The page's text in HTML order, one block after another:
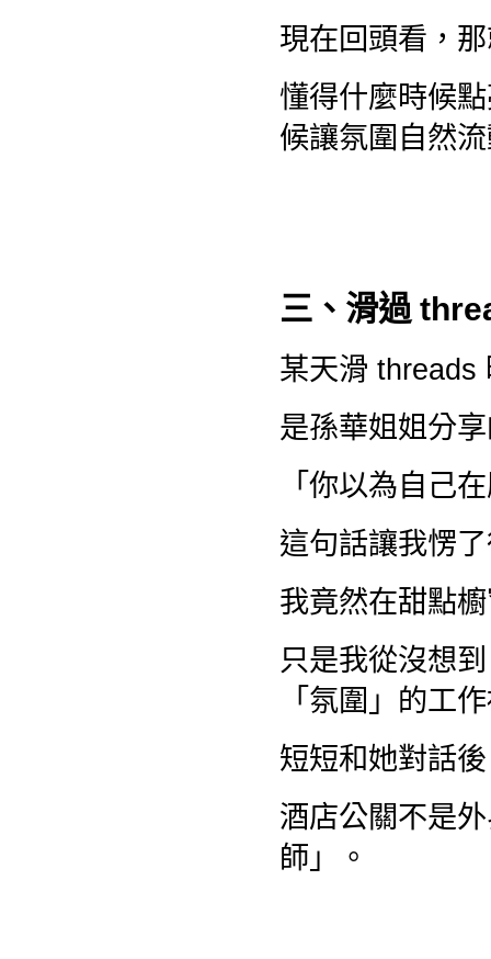
現在回頭看，
懂得什麼時候
候讓氛圍自然
三、滑過
某天滑 threads
是孫華姐姐分
「你以為自己
這句話讓我愣
我竟然在甜點
只是我從沒想
「氛圍」的工
短短和她對話
酒店公關不是
師」。